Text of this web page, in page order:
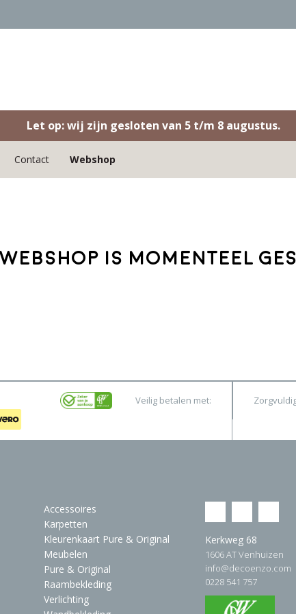
Let op: wij zijn gesloten van 5 t/m 8 augustus.
Contact Webshop
is momenteel
Veilig betalen met:
Accessoires
Karpetten
Kleurenkaart Pure & Original
Meubelen
Pure & Original
Raambekleding
Verlichting
Kerkweg 68
1606 AT Venhuizen
info@decoenzo.com
0228 541 757